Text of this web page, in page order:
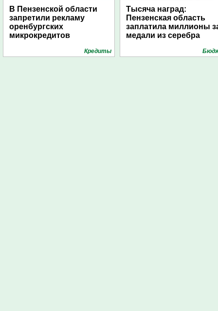
В Пензенской области
запретили рекламу
оренбургских
микрокредитов
Кредиты
Тысяча наград:
Пензенская область
заплатила миллионы
медали из серебра